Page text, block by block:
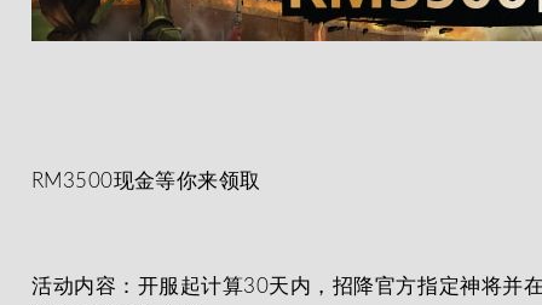
RM3500现金等你来领取
活动内容：开服起计算30天内，招降官方指定神将并